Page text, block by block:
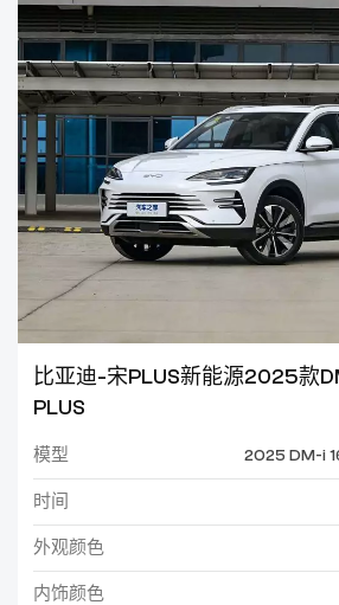
比亚迪-宋PLUS新能源2025款
PLUS
模型 2025 DM-i
时间
外观颜色
内饰颜色